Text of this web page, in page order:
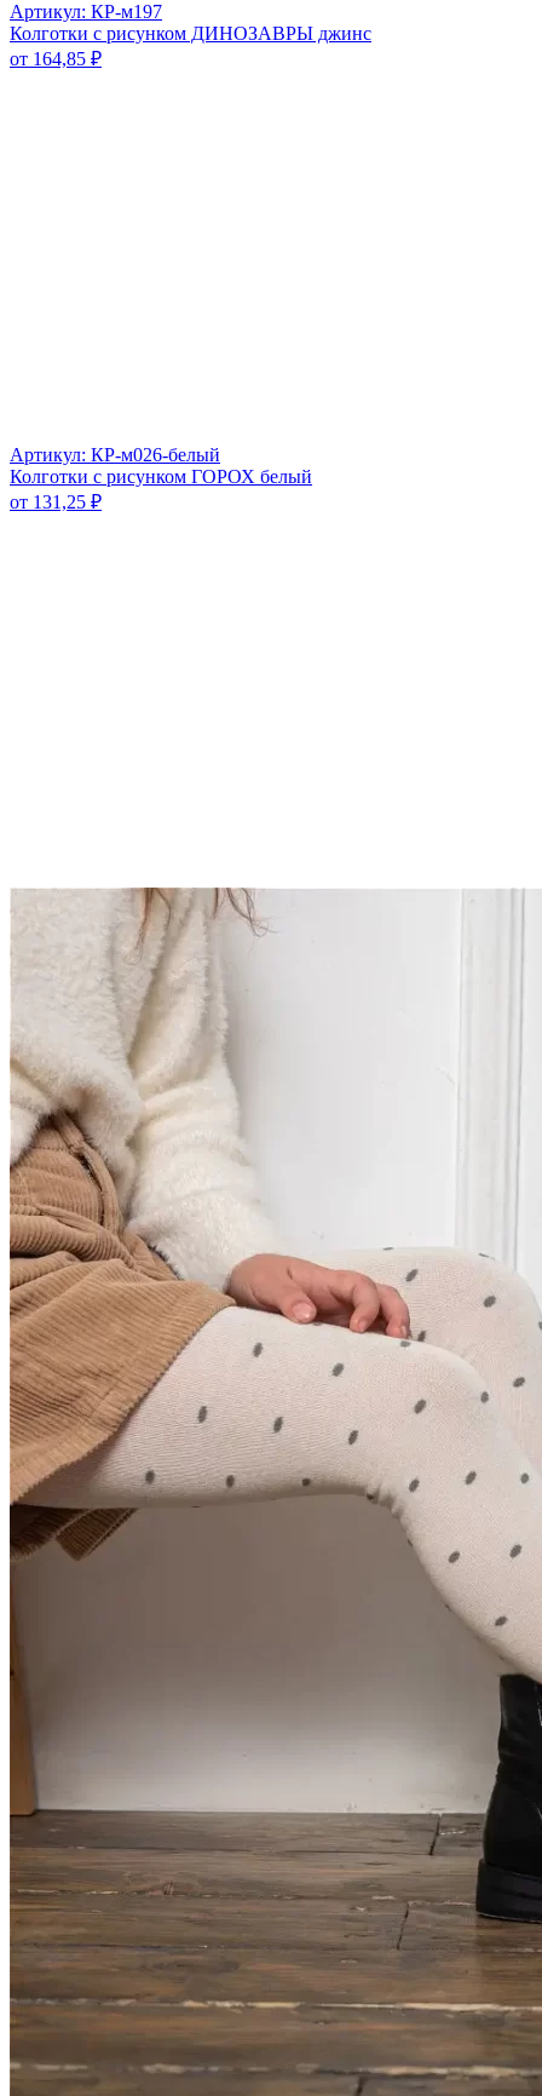
Артикул: КР-м197
Колготки с рисунком ДИНОЗАВРЫ джинс
от 164,85 ₽
Артикул: КР-м026-белый
Колготки с рисунком ГОРОХ белый
от 131,25 ₽